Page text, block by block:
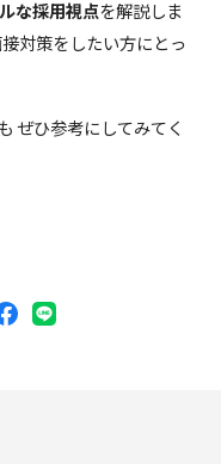
な採用視点を解説しま
対策をしたい方にとっ
ぜひ参考にしてみてく